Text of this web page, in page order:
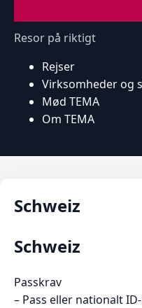
Resor på riktigt
Rejser
Virksomheder og
Mød TEMA
Om TEMA
Schweiz
Schweiz
Passkrav
– Pass eller nationalt